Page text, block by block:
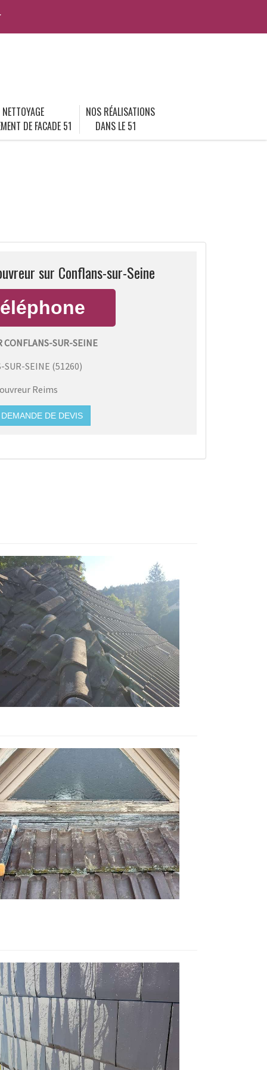
NETTOYAGE
DE FACADE 51
NOS RÉALISATIONS
DANS LE 51
sur Conflans-sur-Seine
CONFLANS-SUR-SEINE
SUR-SEINE (51260)
Reims
DE DEVIS